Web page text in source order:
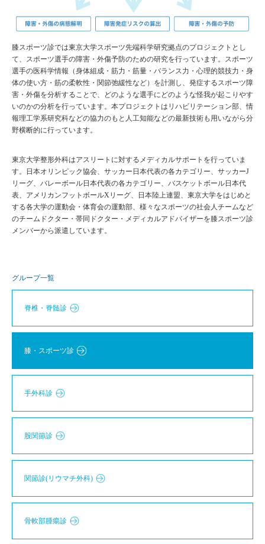
膝スポーツ診では東京大学スポーツ先端科学研究拠点のプロジェクトとし
て、スポーツ選手の障害・外傷予防のための研究を行っています。スポーツ
選手の医科学情報（身体組成・筋力・筋量・バランス力・心理的競技力・身
体の使い方・筋の柔軟性・関節弛緩性など）を計測し、発症するスポーツ障
害・外傷を分析することで、どのような選手にどのような怪我が起こりやす
いのかの分析を行っています。本プロジェクトはリハビリテーション部、情
報理工学系研究科などの協力のもと人工知能などの最新技術も用いながら分
野横断的に行っています。
東京大学整形外科はアスリートに対するメディカルサポートを行っていま
す。日本オリンピック協会、サッカー日本代表の各カテゴリー、サッカーJ
リーグ、バレーボール日本代表の各カテゴリー、バスケットボール日本代
表、アメリカンフットボールXリーグ、日本陸上連盟、東京大学をはじめと
する各大学の運動会・体育会の運動部、様々なスポーツの社会人チームなど
のチームドクター・帯同ドクター・メディカルアドバイザーを膝スポーツ診
メンバーから派遣しています。
グループ一覧
脊椎・脊髄診
膝・スポーツ診
手外科診
股関節診
関節診(リウマチ外科)
骨軟部腫瘍診